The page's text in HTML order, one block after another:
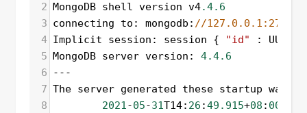
2 MongoDB shell version v4.4.6
3 connecting to : mongodb : //127.0.0.1:27017/
4 Implicit session : session { "id" : UUID
5 MongoDB server version : 4.4.6
6
---
7 The server generated these startup
8
2021-05-31T14: 26 :49.915+08 : 00